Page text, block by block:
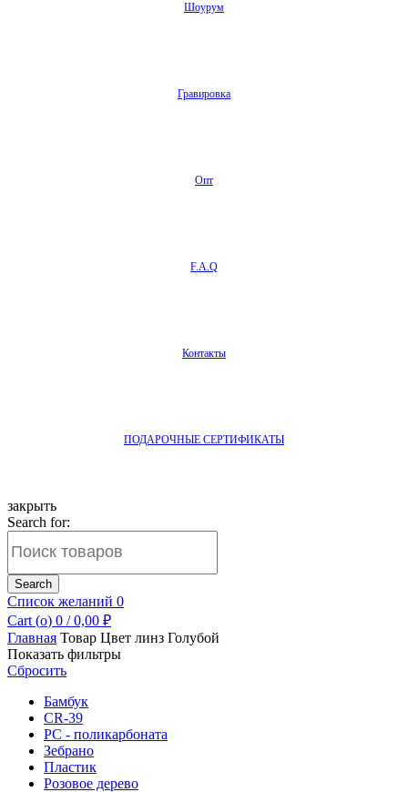
Шоурум
Гравировка
Опт
F.A.Q
Контакты
ПОДАРОЧНЫЕ СЕРТИФИКАТЫ
закрыть
Search for:
Search
Список желаний 0
Cart (o) 0 / 0,00 ₽
Главная Товар Цвет линз Голубой
Показать фильтры
Сбросить
Бамбук
CR-39
PC - поликарбоната
Зебрано
Пластик
Розовое дерево